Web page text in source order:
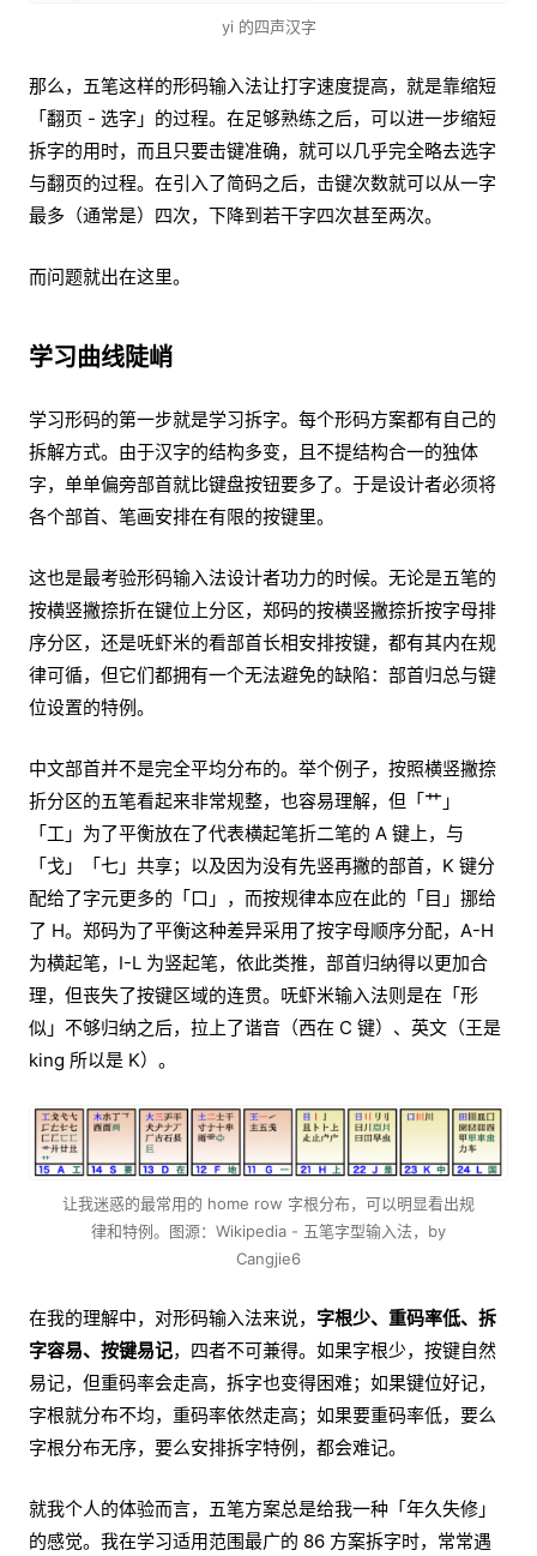
yi 的四声汉字
那么，五笔这样的形码输入法让打字速度提高，就是靠缩短
「翻页 - 选字」的过程。在足够熟练之后，可以进一步缩短
拆字的用时，而且只要击键准确，就可以几乎完全略去选字
与翻页的过程。在引入了简码之后，击键次数就可以从一字
最多（通常是）四次，下降到若干字四次甚至两次。
而问题就出在这里。
学习曲线陡峭
学习形码的第一步就是学习拆字。每个形码方案都有自己的
拆解方式。由于汉字的结构多变，且不提结构合一的独体
字，单单偏旁部首就比键盘按钮要多了。于是设计者必须将
各个部首、笔画安排在有限的按键里。
这也是最考验形码输入法设计者功力的时候。无论是五笔的
按横竖撇捺折在键位上分区，郑码的按横竖撇捺折按字母排
序分区，还是呒虾米的看部首长相安排按键，都有其内在规
律可循，但它们都拥有一个无法避免的缺陷：部首归总与键
位设置的特例。
中文部首并不是完全平均分布的。举个例子，按照横竖撇捺
折分区的五笔看起来非常规整，也容易理解，但「艹」
「工」为了平衡放在了代表横起笔折二笔的 A 键上，与
「戈」「七」共享；以及因为没有先竖再撇的部首，K 键分
配给了字元更多的「口」，而按规律本应在此的「目」挪给
了 H。郑码为了平衡这种差异采用了按字母顺序分配，A-H
为横起笔，I-L 为竖起笔，依此类推，部首归纳得以更加合
理，但丧失了按键区域的连贯。呒虾米输入法则是在「形
似」不够归纳之后，拉上了谐音（西在 C 键）、英文（王是
king 所以是 K）。
让我迷惑的最常用的 home row 字根分布，可以明显看出规
律和特例。图源：Wikipedia - 五笔字型输入法，by
Cangjie6
在我的理解中，对形码输入法来说， 字根少、重码率低、拆
字容易、按键易记，四者不可兼得。如果字根少，按键自然
易记，但重码率会走高，拆字也变得困难；如果键位好记，
字根就分布不均，重码率依然走高；如果要重码率低，要么
字根分布无序，要么安排拆字特例，都会难记。
就我个人的体验而言，五笔方案总是给我一种「年久失修」
的感觉。我在学习适用范围最广的 86 方案拆字时，常常遇